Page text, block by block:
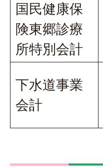
国民健康保
険東郷診療
所特別会計
下水道事業
会計